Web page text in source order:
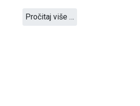
Pročitaj više …